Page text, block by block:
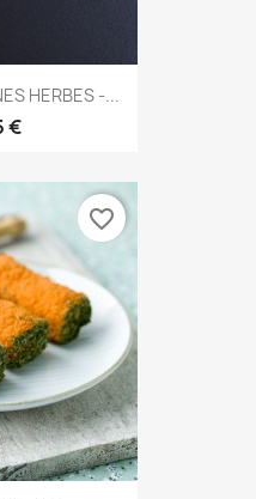
HERBES -...
€
favorite_border